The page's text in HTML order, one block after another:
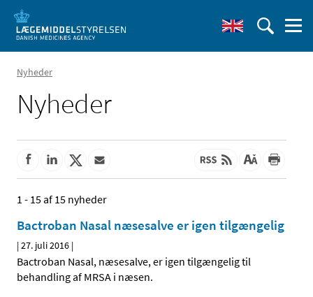
Nyheder
Nyheder
1 - 15 af 15 nyheder
Bactroban Nasal næsesalve er igen tilgængelig
|27. juli 2016 |
Bactroban Nasal, næsesalve, er igen tilgængelig til
behandling af MRSA i næsen.